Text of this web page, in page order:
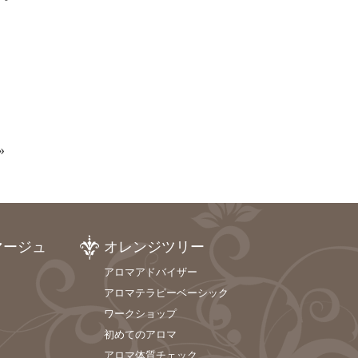
ジュ オレンジツリー
アロマアドバイザー
アロマテラピーベーシック
ワークショップ
初めてのアロマ
アロマ体質チェック